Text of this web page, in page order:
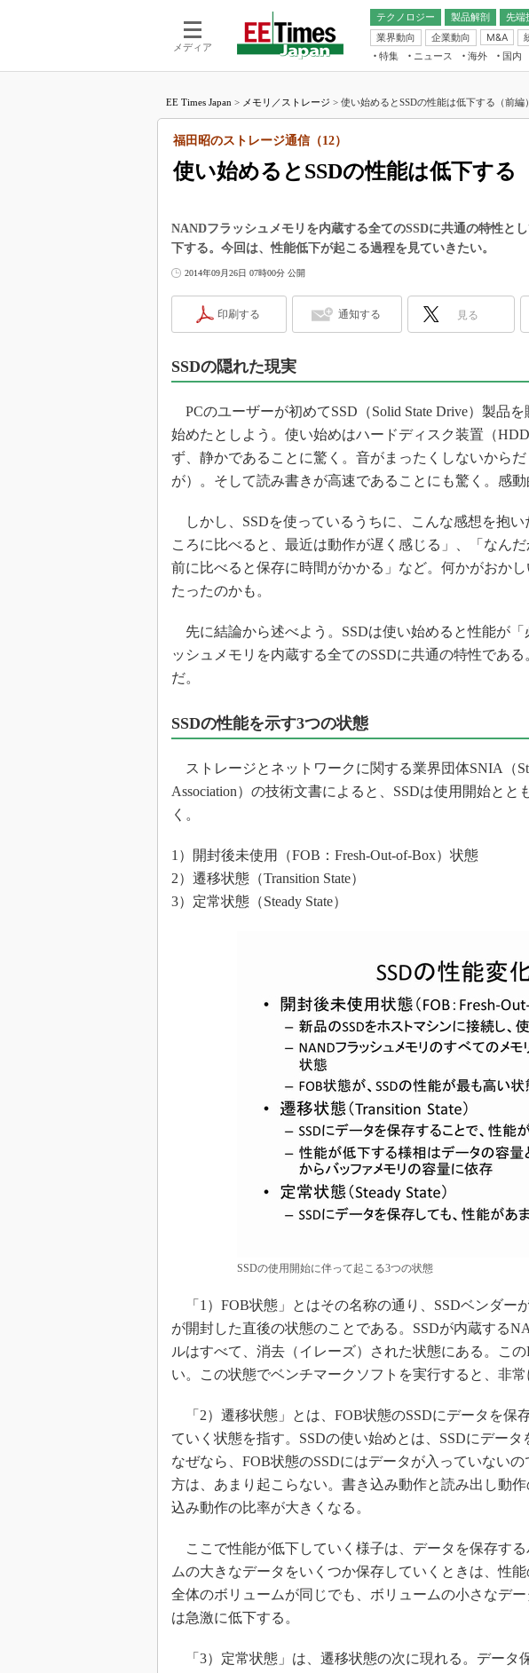
メディア
テクノロジー 製品解剖
先端
電池／エネルギー
アナログ
マイコン
業界動向
企業動向 M&A
フィ
読者
IoT
エ
特集 ニュース 海外 国内
福田昭のデバイス通信
大山聡の業界スコープ
大原雄介のエレ・組み込みプレイバ
リタイア直前エンジニアの社会人大
学漂流記
踊るバズワード ～Behind the
Buzzword
この10年で起こったこと、次の10年
光伝送技術を知る
“異端児エンジニア”が仕掛けた社内
改革、執念の180日
イノベーションは日本を救うのか
IHSアナリスト「未来展望」
「英語に愛されないエンジニア」の
ための新行動論
電子ブックレット
EE Times Japan > メモリ／ストレージ > 使い始めるとSSDの性能は低下する（前編
使い始めるとSSDの性能は低下する
福田昭のストレージ通信（12）
NANDフラッシュメモリを内蔵する全てのSSDに共通の特性と
下する。今回は、性能低下が起こる過程を見ていきたい。
2014年09月26日 07時00分 公開
印刷する 通知する 見る
SSDの隠れた現実
PCのユーザーが初めてSSD（Solid State Drive）製品
始めたとしよう。使い始めはハードディスク装置（
ず、静かであることに驚く。音がまったくしないから
が）。そして読み書きが高速であることにも驚く。感動
しかし、SSDを使っているうちに、こんな感想を抱
ころに比べると、最近は動作が遅く感じる」、「なん
前に比べると保存に時間がかかる」など。何かがおか
たったのかも。
先に結論から述べよう。SSDは使い始めると性能が
ッシュメモリを内蔵する全てのSSDに共通の特性であ
だ。
SSDの性能を示す3つの状態
ストレージとネットワークに関する業界団体SNIA（
Association）の技術文書によると、SSDは使用開始と
く。
1）開封後未使用（FOB：Fresh-Out-of-Box）状態
2）遷移状態（Transition State）
3）定常状態（Steady State）
SSDの使用開始に伴って起こる3つの状態
「1）FOB状態」とはその名称の通り、SSDベンダー
が開封した直後の状態のことである。SSDが内蔵する
ルはすべて、消去（イレーズ）された状態にある。こ
い。この状態でベンチマークソフトを実行すると、非常
「2）遷移状態」とは、FOB状態のSSDにデータを保
ていく状態を指す。SSDの使い始めとは、SSDにデータ
なぜなら、FOB状態のSSDにはデータが入っていない
方は、あまり起こらない。書き込み動作と読み出し動
込み動作の比率が大きくなる。
ここで性能が低下していく様子は、データを保存す
ムの大きなデータをいくつか保存していくときは、性
全体のボリュームが同じでも、ボリュームの小さなデ
は急激に低下する。
「3）定常状態」は、遷移状態の次に現れる。データ